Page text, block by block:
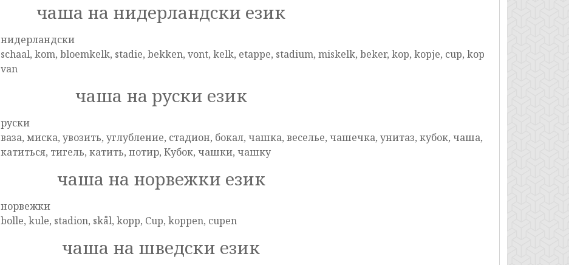
чаша на нидерландски език
нидерландски
schaal, kom, bloemkelk, stadie, bekken, vont, kelk, etappe, stadium, miskelk, beker, kop, kopje, cup, kop
van
чаша на руски език
руски
ваза, миска, увозить, углубление, стадион, бокал, чашка, веселье, чашечка, унитаз, кубок, чаша,
катиться, тигель, катить, потир, Кубок, чашки, чашку
чаша на норвежки език
норвежки
bolle, kule, stadion, skål, kopp, Cup, koppen, cupen
чаша на шведски език